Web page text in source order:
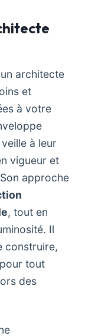
architecte
et
à votre
à leur
vigueur et
approche
, tout en
Il
construire,
tout
des